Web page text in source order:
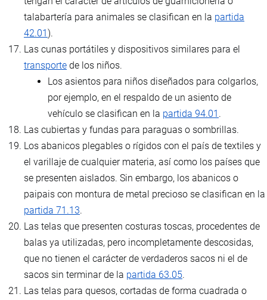
talabartería para animales se clasifican en la partida
42.01 ).
Las cunas portátiles y dispositivos similares para el
transporte de los niños.
Los asientos para niños diseñados para colgarlos,
por ejemplo, en el respaldo de un asiento de
vehículo se clasifican en la partida 94.01 .
Las cubiertas y fundas para paraguas o sombrillas.
Los abanicos plegables o rígidos con el país de textiles y
el varillaje de cualquier materia, así como los países que
se presenten aislados. Sin embargo, los abanicos o
paipais con montura de metal precioso se clasifican en la
partida 71.13.
Las telas que presenten costuras toscas, procedentes de
balas ya utilizadas, pero incompletamente descosidas,
que no tienen el carácter de verdaderos sacos ni el de
sacos sin terminar de la partida 63.05.
Las telas para quesos, cortadas de forma cuadrada o